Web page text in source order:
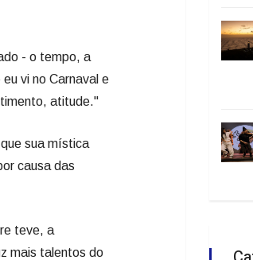
- o tempo, a
vi no Carnaval e
atitude."
sua mística
causa das
teve, a
mais talentos do